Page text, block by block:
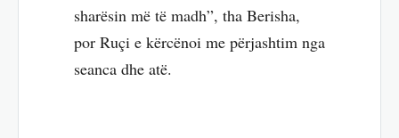
sharësin më të madh”, tha Berisha,
por Ruçi e kërcënoi me përjashtim nga
seanca dhe atë.